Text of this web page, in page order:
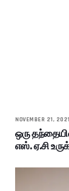
NOVEMBER 21, 2021
ஒரு
எஸ். ஏ.சி